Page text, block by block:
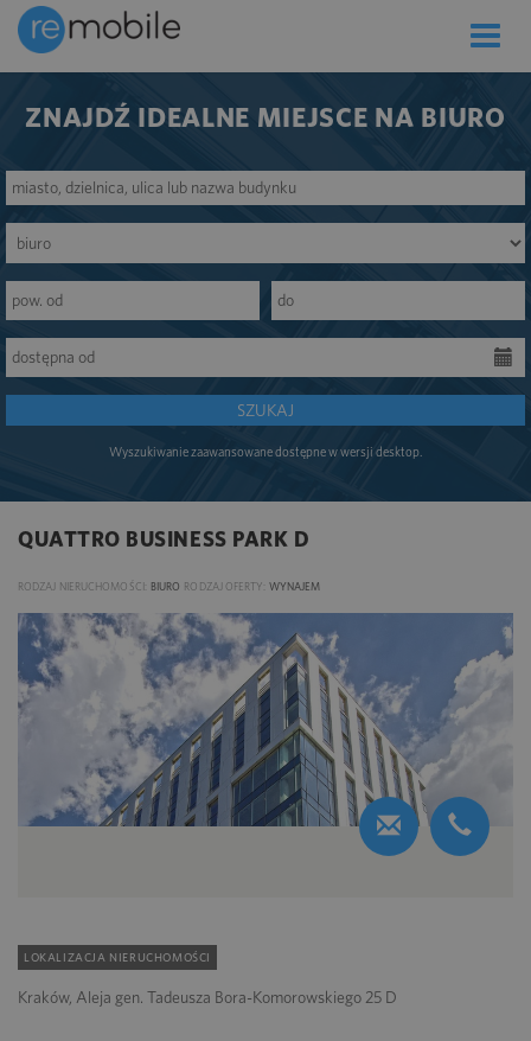
Toggle
ZNAJDŹ IDEALNE MIEJSCE NA BIURO
SZUKAJ
Wyszukiwanie zaawansowane dostępne w wersji desktop.
QUATTRO BUSINESS PARK D
RODZAJ NIERUCHOMOŚCI: BIURO RODZAJ OFERTY: WYNAJEM
LOKALIZACJA NIERUCHOMOŚCI
Kraków, Aleja gen. Tadeusza Bora-Komorowskiego 25 D